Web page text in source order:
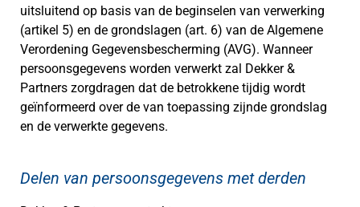
uitsluitend op basis van de beginselen van verwerking
(artikel 5) en de grondslagen (art. 6) van de Algemene
Verordening Gegevensbescherming (AVG). Wanneer
persoonsgegevens worden verwerkt zal Dekker &
Partners zorgdragen dat de betrokkene tijdig wordt
geïnformeerd over de van toepassing zijnde grondslag
en de verwerkte gegevens.
Delen van persoonsgegevens met derden